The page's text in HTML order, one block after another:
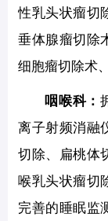
性乳头状瘤切
垂体腺瘤切除
细胞瘤切除术
咽喉科：
离子射频消融
切除、扁桃体
喉乳头状瘤切
完善的睡眠监